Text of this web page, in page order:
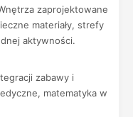
zaprojektowane
materiały, strefy
aktywności.
zabawy i
matematyka w